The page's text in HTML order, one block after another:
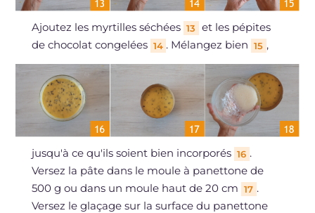
Ajoutez les myrtilles séchées 13
et les pépites
de chocolat congelées 14 . Mélangez bien 15 ,
jusqu'à ce qu'ils soient bien incorporés 16 .
Versez la pâte dans le moule à panettone de
500 g ou dans un moule haut de 20 cm 17 .
Versez le glaçage sur la surface du panettone